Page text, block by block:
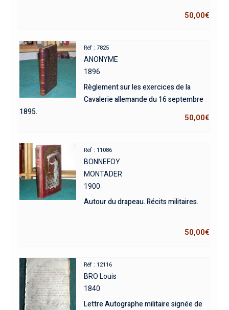
50,00€
Réf : 7825
ANONYME
1896
Règlement sur les exercices de la
Cavalerie allemande du 16 septembre
1895.
50,00€
Réf : 11086
BONNEFOY
MONTADER
1900
Autour du drapeau. Récits militaires.
50,00€
Réf : 12116
BRO Louis
1840
Lettre Autographe militaire signée de